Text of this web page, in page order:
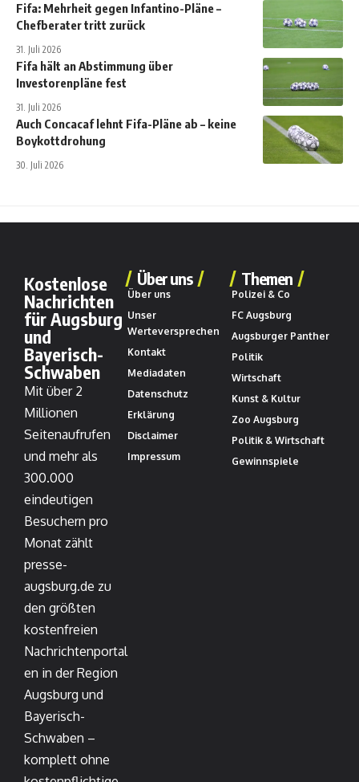
Fifa: Mehrheit gegen Infantino-Pläne –
Chefberater tritt zurück
31. Juli 2026
Fifa hält an Abstimmung über
Investorenpläne fest
31. Juli 2026
Auch Concacaf lehnt Fifa-Pläne ab – keine
Boykottdrohung
30. Juli 2026
Kostenlose
Nachrichten
für Augsburg
und
Bayerisch-
Schwaben
Mit über 2
Millionen
Seitenaufrufen
und mehr als
300.000
eindeutigen
Besuchern pro
Monat zählt
presse-
augsburg.de zu
den größten
kostenfreien
Nachrichtenportal
en in der Region
Augsburg und
Bayerisch-
Schwaben –
komplett ohne
Über uns
Über uns
Unser
Werteversprechen
Kontakt
Mediadaten
Datenschutz
Erklärung
Disclaimer
Impressum
Themen
Polizei & Co
FC Augsburg
Augsburger Panther
Politik
Wirtschaft
Kunst & Kultur
Zoo Augsburg
Politik & Wirtschaft
Gewinnspiele